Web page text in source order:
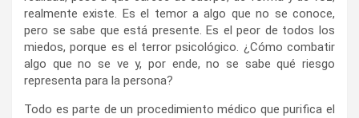
realmente existe. Es el temor a algo que no se conoce,
pero se sabe que está presente. Es el peor de todos los
miedos, porque es el terror psicológico. ¿Cómo combatir
algo que no se ve y, por ende, no se sabe qué riesgo
representa para la persona?
Todo es parte de un procedimiento médico que purifica el